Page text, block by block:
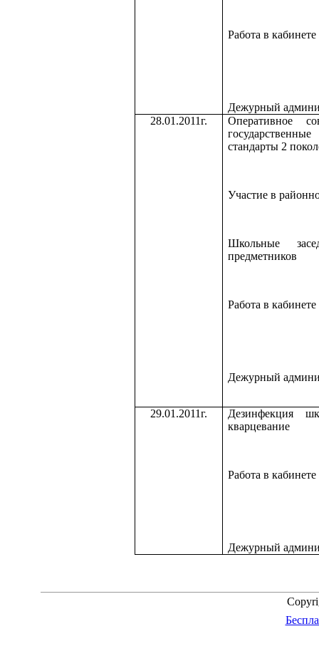
Работа в кабинете
Дежурный
28.01.2011г.
Оперативное
стандарты 2
Участие в
Школьные
предметников
Работа в кабинете
Дежурный
29.01.2011г.
Дезинфекция
кварцевание
Работа в кабинете
Дежурный